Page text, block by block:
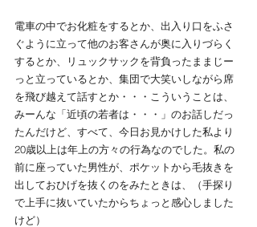
電車の中でお化粧をするとか、出入り口をふさ
ぐように立って他のお客さんが奥に入りづらく
するとか、リュックサックを背負ったままじー
っと立っているとか、集団で大笑いしながら席
を飛び越えて話すとか・・・こういうことは、
みーんな「近頃の若者は・・・」のお話しだっ
たんだけど、すべて、今日お見かけした私より
20歳以上は年上の方々の行為なのでした。私の
前に座っていた男性が、ポケットから毛抜きを
出しておひげを抜くのをみたときは、（手探り
で上手に抜いていたからちょっと感心しました
けど）